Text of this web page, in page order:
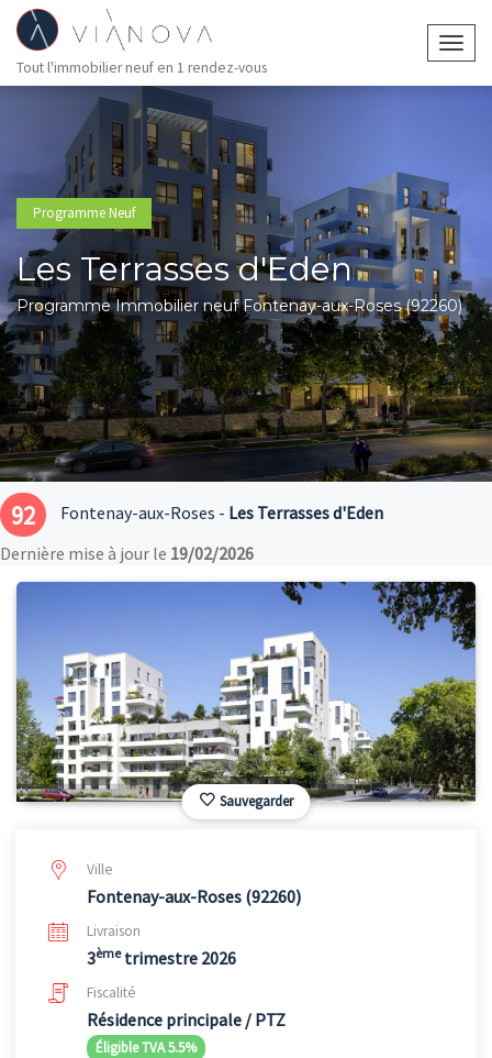
Tout l'immobilier neuf en 1 rendez-vous
Programme Neuf
Les Terrasses d'Eden
Programme Immobilier neuf Fontenay-aux-Roses (92260)
92 Fontenay-aux-Roses - Les Terrasses d'Eden
Dernière mise à jour le 19/02/2026
Sauvegarder
Ville
Fontenay-aux-Roses (92260)
Livraison
3èmetrimestre 2026
Fiscalité
Résidence principale / PTZ
Éligible TVA 5.5%